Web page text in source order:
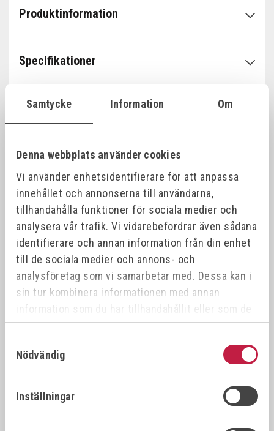
Samtycke Information Om
Denna webbplats använder cookies
Vi använder enhetsidentifierare för att anpassa
innehållet och annonserna till användarna,
tillhandahålla funktioner för sociala medier och
analysera vår trafik. Vi vidarebefordrar även sådana
identifierare och annan information från din enhet
till de sociala medier och annons- och
analysföretag som vi samarbetar med. Dessa kan i
sin tur kombinera informationen med annan
information som du har tillhandahållit eller som de
har samlat in när du har använt deras tjänster.
Nödvändig
Inställningar
Produktinformation
Specifikationer
Relaterade produkter
Offensiv
INDUKTIONSVÄRMARE
9 500,00 kr
Offensiv
INDUKTIONSVÄRMARE
1,2 KW INKL 4 ST COILS